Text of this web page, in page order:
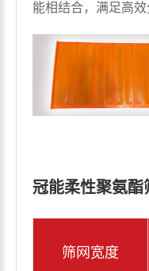
能相结合，满足高效
冠能柔性聚氨酯
筛网宽度